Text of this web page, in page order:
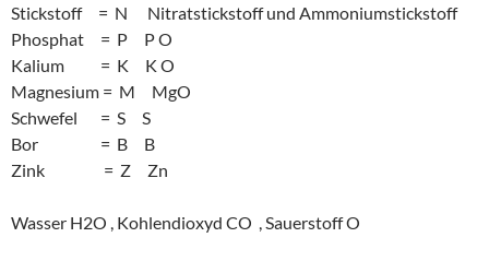
Stickstoff = N Nitratstickstoff und Ammoniumstickstoff
Phosphat = P P O
Kalium = K K O
Magnesium = M MgO
Schwefel = S S
Bor = B B
Zink = Z Zn
Wasser H2O , Kohlendioxyd CO , Sauerstoff O